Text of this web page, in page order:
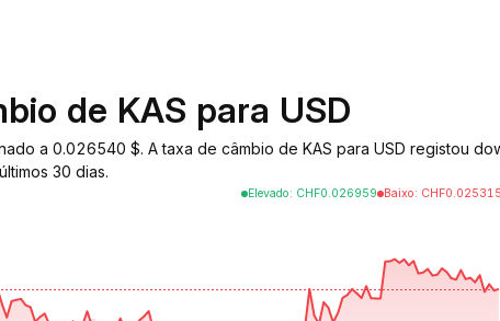
de KAS para USD
a 0.026540 $. A taxa de câmbio de KAS para USD registou
30 dias.
Elevado: CHF0.026959 Baixo: CHF0.025315